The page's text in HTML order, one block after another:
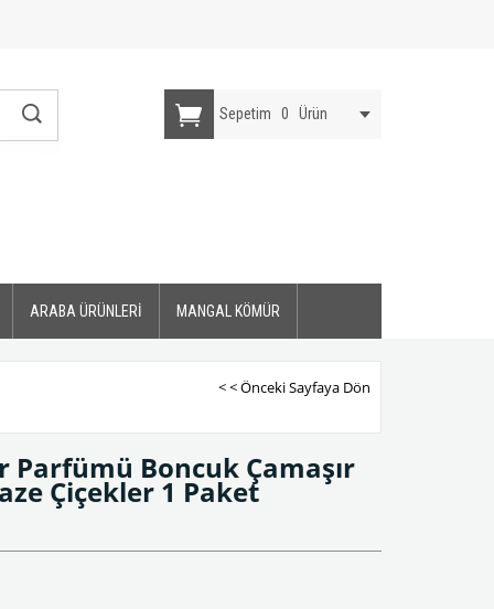
Sepetim 0 Ürün
ARABA ÜRÜNLERİ MANGAL KÖMÜR
< < Önceki Sayfaya Dön
Parfümü Boncuk Çamaşır
Çiçekler 1 Paket